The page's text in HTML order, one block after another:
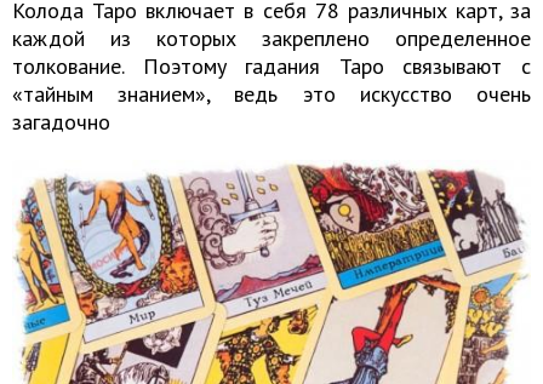
Колода Таро включает в себя 78 различных карт, за
каждой из которых закреплено определенное
толкование. Поэтому гадания Таро связывают с
«тайным знанием», ведь это искусство очень
загадочно